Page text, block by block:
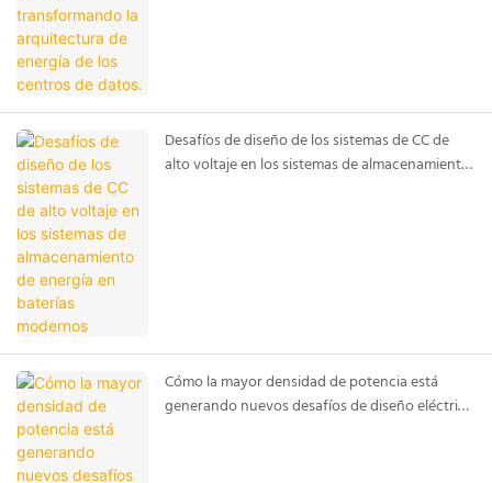
Desafíos de diseño de los sistemas de CC de
alto voltaje en los sistemas de almacenamiento
Cómo la mayor densidad de potencia está
generando nuevos desafíos de diseño eléctrico